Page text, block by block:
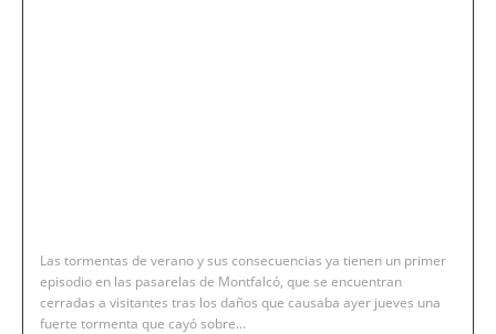
Las tormentas de verano y sus consecuencias ya tienen un primer
episodio en las pasarelas de Montfalcó, que se encuentran
cerradas a visitantes tras los daños que causaba ayer jueves una
fuerte tormenta que cayó sobre...